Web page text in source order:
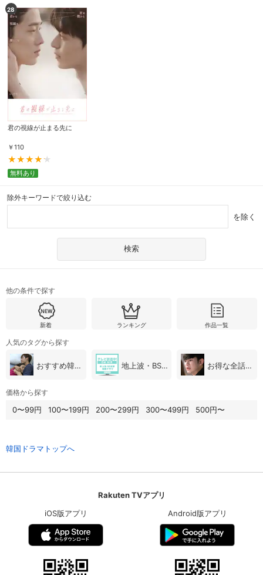
28
君の視線が止まる先に
￥110
無料あり
除外キーワードで絞り込む
を除く
他の条件で探す
新着 ランキング 作品一覧
人気のタグから探す
おすすめ韓国ドラマ 地上波・BS放送（韓国ドラマ） お得な全話パック
価格から探す
0〜99円 100〜199円 200〜299円 300〜499円 500円〜
韓国ドラマトップへ
Rakuten TVアプリ
iOS版アプリ
Android版アプリ